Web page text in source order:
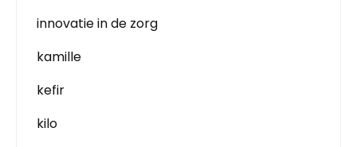
innovatie in de zorg
kamille
kefir
kilo